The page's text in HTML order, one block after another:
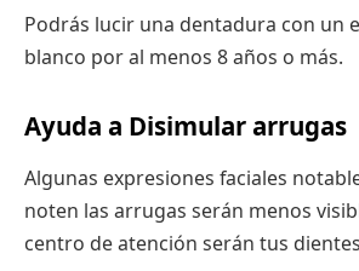
Podrás lucir una dentadura con un
blanco por al menos 8 años o más.
Ayuda a Disimular arrugas
Algunas expresiones faciales
noten las arrugas serán menos
centro de atención serán tus